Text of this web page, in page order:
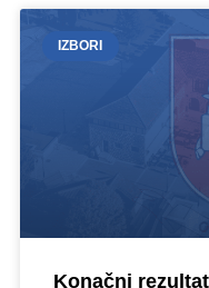
IZBORI
Konačni